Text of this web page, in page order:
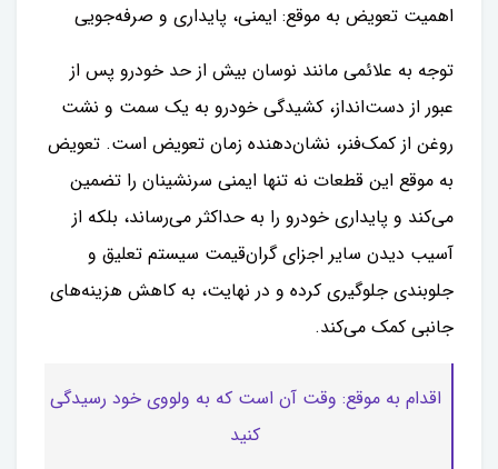
اهمیت تعویض به موقع: ایمنی، پایداری و صرفه‌جویی
توجه به علائمی مانند نوسان بیش از حد خودرو پس از
عبور از دست‌انداز، کشیدگی خودرو به یک سمت و نشت
روغن از کمک‌فنر، نشان‌دهنده زمان تعویض است. تعویض
به موقع این قطعات نه تنها ایمنی سرنشینان را تضمین
می‌کند و پایداری خودرو را به حداکثر می‌رساند، بلکه از
آسیب دیدن سایر اجزای گران‌قیمت سیستم تعلیق و
جلوبندی جلوگیری کرده و در نهایت، به کاهش هزینه‌های
جانبی کمک می‌کند.
اقدام به موقع: وقت آن است که به ولووی خود رسیدگی
کنید